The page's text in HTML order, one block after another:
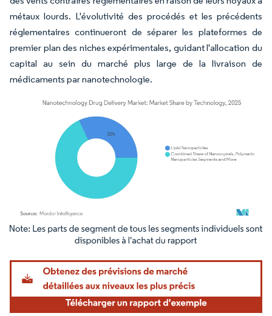
métaux lourds. L'évolutivité des procédés et les précédents
réglementaires continueront de séparer les plateformes de
premier plan des niches expérimentales, guidant l'allocation du
capital au sein du marché plus large de la livraison de
médicaments par nanotechnologie.
Image © Mordor Intelligence. La réutilisation nécessite une attribution sous CC BY